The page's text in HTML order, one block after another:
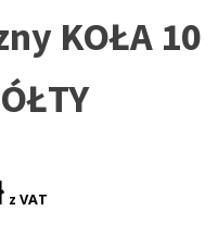
KOŁA 10
cena
z VAT